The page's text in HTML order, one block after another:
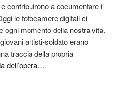
contribuirono a documentare i
le fotocamere digitali ci
ogni momento della nostra vita.
artisti-soldato erano
traccia della propria
dell’opera…